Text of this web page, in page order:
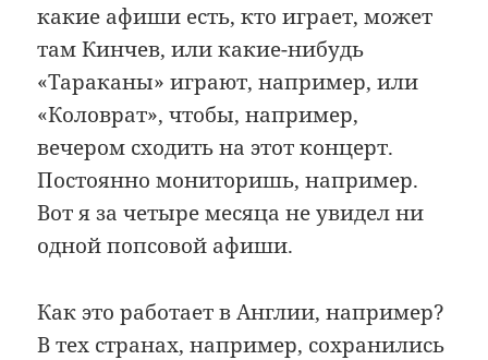
какие афиши есть, кто играет, может
там Кинчев, или какие-нибудь
«Тараканы» играют, например, или
«Коловрат», чтобы, например,
вечером сходить на этот концерт.
Постоянно мониторишь, например.
Вот я за четыре месяца не увидел ни
одной попсовой афиши.
Как это работает в Англии, например?
В тех странах, например, сохранились